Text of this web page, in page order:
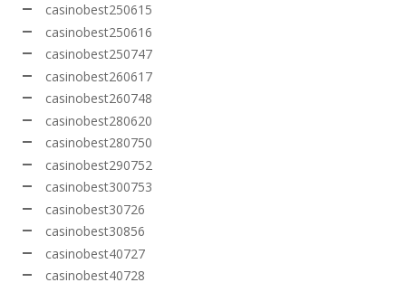
casinobest250615
casinobest250616
casinobest250747
casinobest260617
casinobest260748
casinobest280620
casinobest280750
casinobest290752
casinobest300753
casinobest30726
casinobest30856
casinobest40727
casinobest40728